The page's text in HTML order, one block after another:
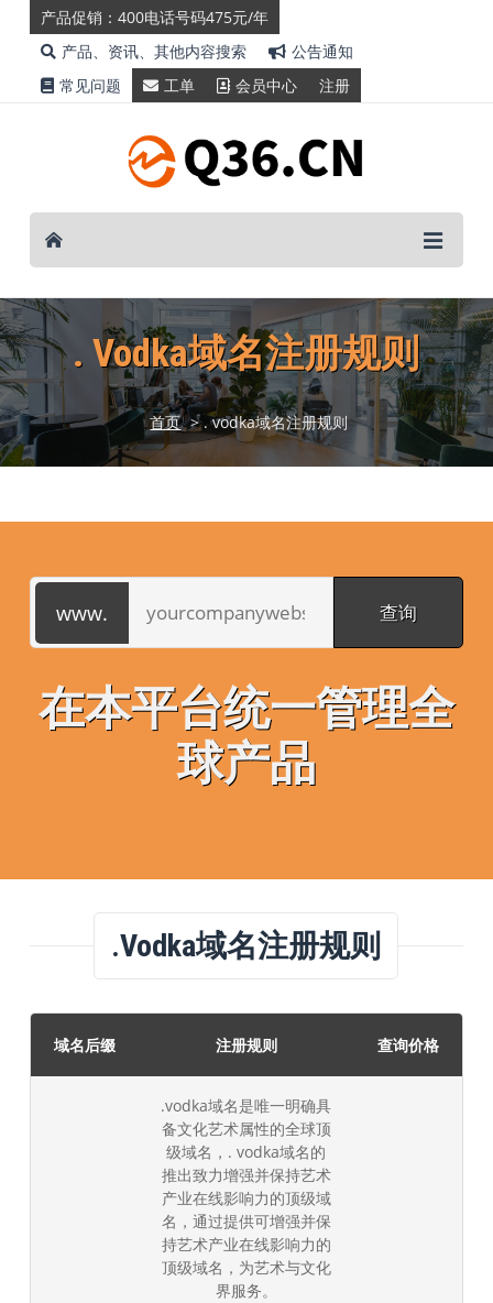
产品促销：400电话号码475元/年
产品、资讯、其他内容搜索
公告通知
常见问题
工单 会员中心 注册
. Vodka域名注册规则
首页 > . vodka域名注册规则
在本平台统一管理全
球产品
.vodka域名注册规则
域名后缀 注册规则 查询价格
.vodka域名是唯一明确具
备文化艺术属性的全球顶
级域名，. vodka域名的
推出致力增强并保持艺术
产业在线影响力的顶级域
名，通过提供可增强并保
持艺术产业在线影响力的
顶级域名，为艺术与文化
界服务。